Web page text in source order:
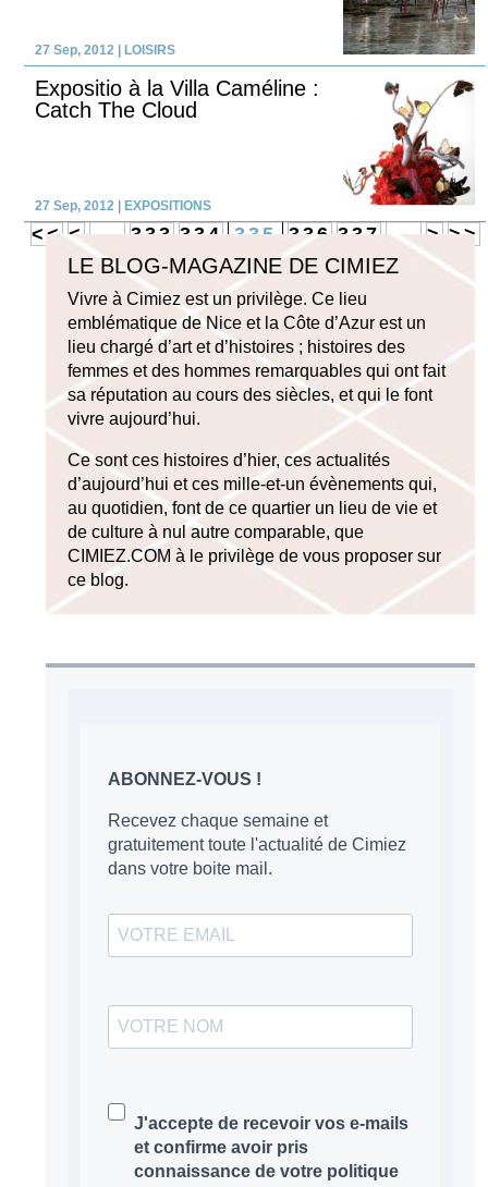
27 Sep, 2012 LOISIRS
Expositio à la Villa Caméline :
Catch The Cloud
27 Sep, 2012 | EXPOSITIONS
<< < … 333 334 335 336 337 … > >>
LE BLOG-MAGAZINE DE CIMIEZ
Vivre à Cimiez est un privilège. Ce lieu
emblématique de Nice et la Côte d’Azur est un
lieu chargé d’art et d’histoires ; histoires des
femmes et des hommes remarquables qui ont fait
sa réputation au cours des siècles, et qui le font
vivre aujourd’hui.
Ce sont ces histoires d’hier, ces actualités
d’aujourd’hui et ces mille-et-un évènements qui,
au quotidien, font de ce quartier un lieu de vie et
de culture à nul autre comparable, que
CIMIEZ.COM à le privilège de vous proposer sur
ce blog.
ABONNEZ-VOUS !
Recevez chaque semaine et
gratuitement toute l'actualité de Cimiez
dans votre boite mail.
J'accepte de recevoir vos e-mails
et confirme avoir pris
connaissance de votre politique